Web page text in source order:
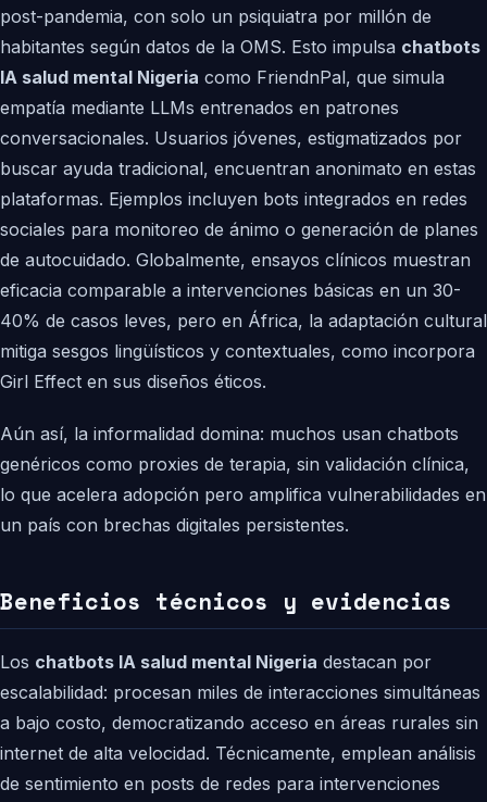
post-pandemia, con solo un psiquiatra por millón de
habitantes según datos de la OMS. Esto impulsa chatbots
IA salud mental Nigeria como FriendnPal, que simula
empatía mediante LLMs entrenados en patrones
conversacionales. Usuarios jóvenes, estigmatizados por
buscar ayuda tradicional, encuentran anonimato en estas
plataformas. Ejemplos incluyen bots integrados en redes
sociales para monitoreo de ánimo o generación de planes
de autocuidado. Globalmente, ensayos clínicos muestran
eficacia comparable a intervenciones básicas en un 30-
40% de casos leves, pero en África, la adaptación cultural
mitiga sesgos lingüísticos y contextuales, como incorpora
Girl Effect en sus diseños éticos.
Aún así, la informalidad domina: muchos usan chatbots
genéricos como proxies de terapia, sin validación clínica,
lo que acelera adopción pero amplifica vulnerabilidades en
un país con brechas digitales persistentes.
Beneficios técnicos y evidencias
Los chatbots IA salud mental Nigeria destacan por
escalabilidad: procesan miles de interacciones simultáneas
a bajo costo, democratizando acceso en áreas rurales sin
internet de alta velocidad. Técnicamente, emplean análisis
de sentimiento en posts de redes para intervenciones